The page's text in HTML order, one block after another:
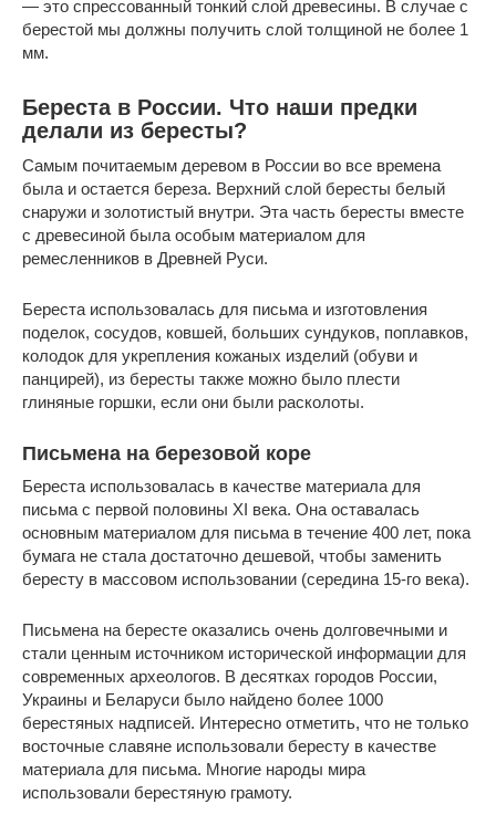
— это спрессованный тонкий слой древесины. В случае с
берестой мы должны получить слой толщиной не более 1
мм.
Береста в России. Что наши предки
делали из бересты?
Самым почитаемым деревом в России во все времена
была и остается береза. Верхний слой бересты белый
снаружи и золотистый внутри. Эта часть бересты вместе
с древесиной была особым материалом для
ремесленников в Древней Руси.
Береста использовалась для письма и изготовления
поделок, сосудов, ковшей, больших сундуков, поплавков,
колодок для укрепления кожаных изделий (обуви и
панцирей), из бересты также можно было плести
глиняные горшки, если они были расколоты.
Письмена на березовой коре
Береста использовалась в качестве материала для
письма с первой половины XI века. Она оставалась
основным материалом для письма в течение 400 лет, пока
бумага не стала достаточно дешевой, чтобы заменить
бересту в массовом использовании (середина 15-го века).
Письмена на бересте оказались очень долговечными и
стали ценным источником исторической информации для
современных археологов. В десятках городов России,
Украины и Беларуси было найдено более 1000
берестяных надписей. Интересно отметить, что не только
восточные славяне использовали бересту в качестве
материала для письма. Многие народы мира
использовали берестяную грамоту.